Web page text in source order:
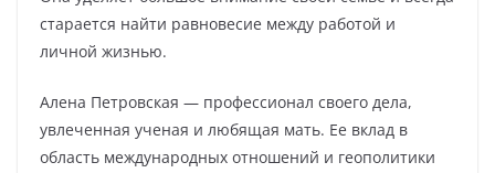
старается найти равновесие между работой и
личной жизнью.
Алена Петровская — профессионал своего дела,
увлеченная ученая и любящая мать. Ее вклад в
область международных отношений и геополитики